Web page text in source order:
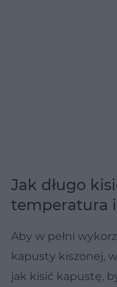
Jak długo
temperatura
Aby w pełni
kapusty kiszonej,
jak kisić kapustę,